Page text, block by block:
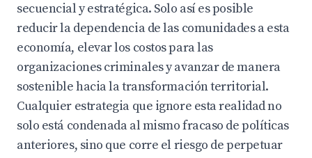
secuencial y estratégica. Solo así es posible
reducir la dependencia de las comunidades a esta
economía, elevar los costos para las
organizaciones criminales y avanzar de manera
sostenible hacia la transformación territorial.
Cualquier estrategia que ignore esta realidad no
solo está condenada al mismo fracaso de políticas
anteriores, sino que corre el riesgo de perpetuar